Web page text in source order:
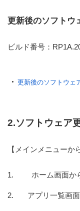
更新後のソフトウ
ビルド番号：
更新後のソフトウェ
2.ソフトウェア
【メインメニューか
ホーム画面か
アプリ一覧画